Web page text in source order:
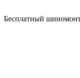
Бесплатный